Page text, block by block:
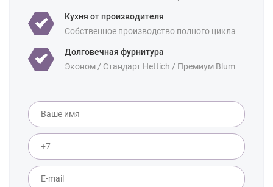
Кухня от производителя
Собственное производство полного цикла
Долговечная фурнитура
Эконом / Стандарт Hettich / Премиум Blum